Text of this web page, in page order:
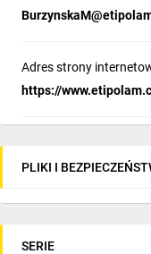
Adres strony
https://
PLIKI I
SERIE